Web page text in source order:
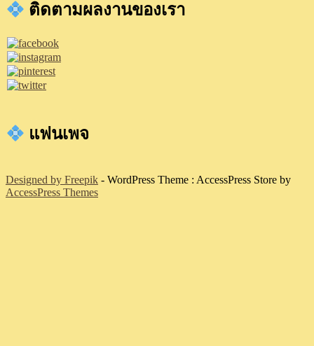
ติดตามผลงานของเรา
แฟนเพจ
Designed by Freepik - WordPress Theme : AccessPress Store by
AccessPress Themes